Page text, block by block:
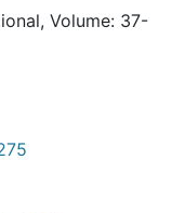
Volume: 37-